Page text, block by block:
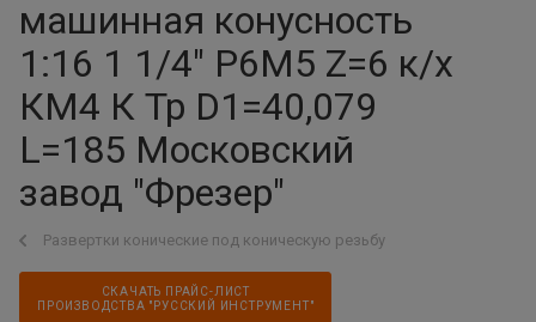
машинная конусность
1:16 1 1/4" Р6М5 Z=6 к/х
КМ4 К Тр D1=40,079
L=185 Московский
завод "Фрезер"
Развертки конические под коническую резьбу
СКАЧАТЬ ПРАЙС-ЛИСТ
ПРОИЗВОДСТВА "РУССКИЙ ИНСТРУМЕНТ"